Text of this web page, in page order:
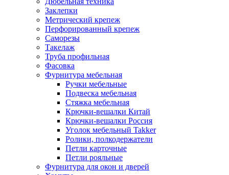
Заклепки
Метрический крепеж
Перфорированный крепеж
Саморезы
Такелаж
Труба профильная
Фасовка
Фурнитура мебельная
Ручки мебельные
Подвеска мебельная
Стяжка мебельная
Крючки-вешалки Китай
Крючки-вешалки Россия
Уголок мебельный Takker
Ролики, полкодержатели
Петли карточные
Петли рояльные
Фурнитура для окон и дверей